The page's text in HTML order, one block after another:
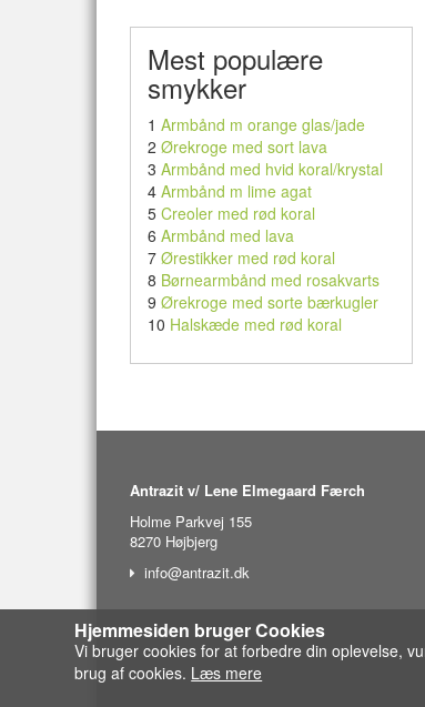
Mest populære
smykker
1 Armbånd m orange glas/jade
2 Ørekroge med sort lava
3 Armbånd med hvid koral/krystal
4 Armbånd m lime agat
5 Creoler med rød koral
6 Armbånd med lava
7 Ørestikker med rød koral
8 Børnearmbånd med rosakvarts
9 Ørekroge med sorte bærkugler
10 Halskæde med rød koral
Antrazit v/ Lene Elmegaard Færch
Holme Parkvej 155
8270 Højbjerg
info@antrazit.dk
Hjemmesiden bruger Cookies
Vi bruger cookies for at forbedre din oplevelse,
brug af cookies. Læs mere